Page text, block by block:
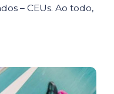
– CEUs. Ao todo,